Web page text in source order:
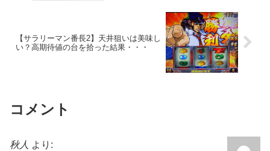
【サラリーマン番長2】天井狙いは美味し
い？高期待値の台を拾った結果・・・
コメント
秋人 より: